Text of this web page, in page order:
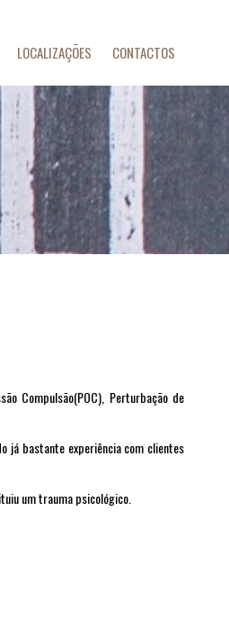
LOCALIZAÇÕES CONTACTOS
Compulsão(POC), Perturbação de
já bastante experiência com clientes
um trauma psicológico.